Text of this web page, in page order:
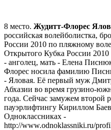
8 место. Жудитт-Флорес
российская волейболистка,
России 2010 по пляжному
Открытого Кубка России
- анголец, мать - Елена
Флорес носила фамилию
- Яловая. Её первый муж
Абхазии во время грузино-
года. Сейчас замужем второй
пауэрлифтингу Кириллом
Одноклассниках -
http://www.odnoklassniki.ru/